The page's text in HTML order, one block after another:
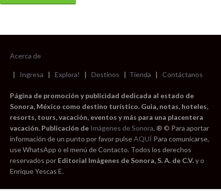
Acerca de
| Ingresa | Explora! | Destinos | Tienda | Contáctanos
Página de promoción y publicidad dedicada al estado de
Sonora, México como destino turístico. Guia, notas, hoteles,
resorts, tours, vacación, eventos y más para una placentera
vacación. Publicación de Imágenes de Sonora. ® © Para aportar
información de un punto por favor pulseAQUÍ Para comunicarse,
use WhatsApp o el menú de Contacto. Todos los derechos
reservados por Editorial Imágenes de Sonora, S. A. de C.V.y o
Enrique Yescas E.